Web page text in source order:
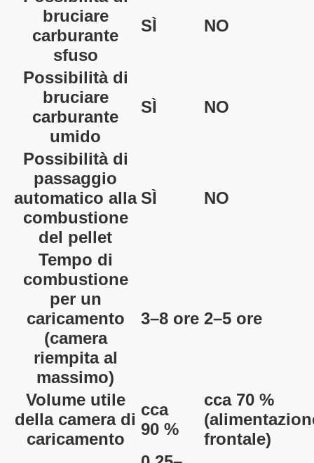
bruciare
carburante
sfuso
SÌ NO
Possibilità di
bruciare
carburante
umido
SÌ NO
Possibilità di
passaggio
automatico alla
combustione
del pellet
SÌ NO
Tempo di
combustione
per un
caricamento
(camera
riempita al
massimo)
3–8 ore 2–5 ore
Volume utile
della camera di
caricamento
cca
90 %
cca 70 %
frontale)